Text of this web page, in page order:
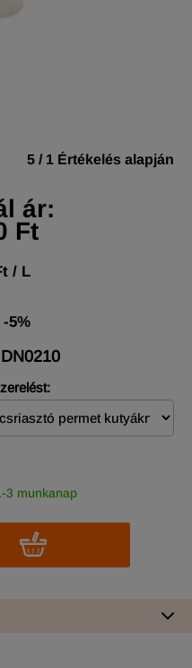
5 / 1 Értékelés alapján
ár:
Ft
/ L
-5%
3 munkanap